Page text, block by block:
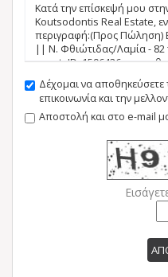
Δέχομαι να αποθηκεύσετε
επικοινωνία και την
Αποστολή και στο e-mail